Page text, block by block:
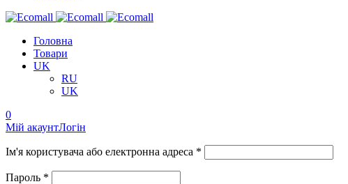
Головна
Товари
UK
RU
UK
0
Мій акаунтЛогін
Ім'я користувача або електронна адреса *
Пароль *